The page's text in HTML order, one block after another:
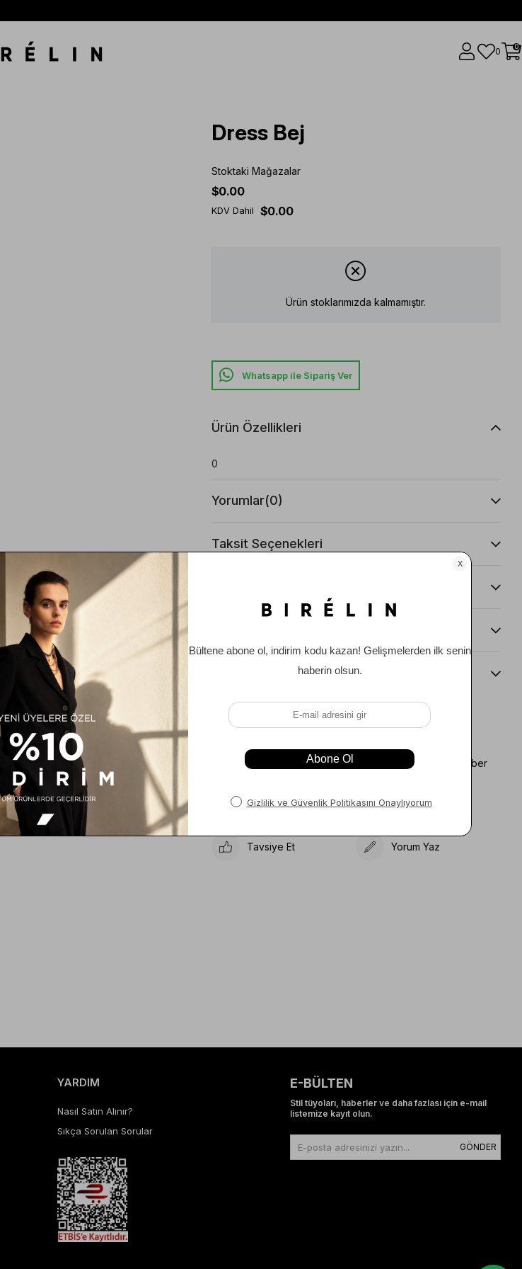
0 0
Dress Bej
Stoktaki Mağazalar
$0.00
KDV Dahil $0.00
Ürün stoklarımızda kalmamıştır.
Whatsapp ile Sipariş Ver
Ürün Özellikleri
0
Yorumlar(0)
Taksit Seçenekleri
Beden Kılavuzu
Favorilere Ekle Koleksiyona Ekle
Karşılaştır
Fiyat Düşünce Haber
Gelince Haber Ver
Tavsiye Et Yorum Yaz
YARDIM
Nasıl Satın Alınır?
Sıkça Sorulan Sorular
E-BÜLTEN
Stil tüyoları, haberler ve daha fazlası için e-mail
listemize kayıt olun.
GÖNDER